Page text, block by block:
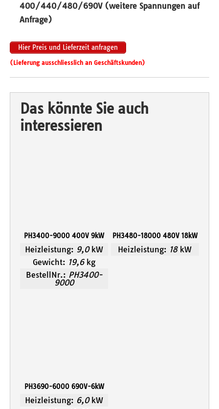
400/440/480/690V (weitere Spannungen auf
Anfrage)
Hier Preis und Lieferzeit anfragen
(Lieferung ausschliesslich an Geschäftskunden)
Das könnte Sie auch
interessieren
PH3400-9000 400V 9kW
Heizleistung: 9,0 kW
Gewicht: 19,6 kg
BestellNr.: PH3400-
9000
PH3480-18000 480V 18kW
Heizleistung: 18 kW
PH3690-6000 690V-6kW
Heizleistung: 6,0 kW